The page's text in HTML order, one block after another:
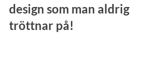
design som man aldrig
tröttnar på!